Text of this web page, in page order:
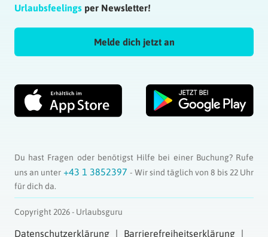
Urlaubsfeelings per Newsletter!
Melde dich jetzt an
Du hast Fragen oder benötigst Hilfe bei einer Buchung? Rufe
uns an unter +43 1 3852397- Wir sind täglich von 8 bis 22 Uhr
für dich da.
Copyright 2026 - Urlaubsguru
Datenschutzerklärung Barrierefreiheitserklärung